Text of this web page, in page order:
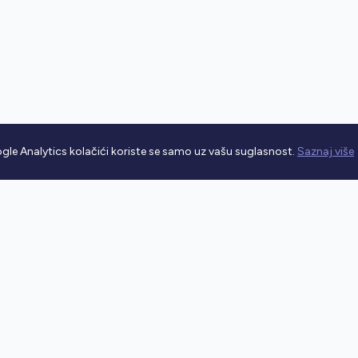
Analytics kolačići koriste se samo uz vašu suglasnost. Saznaj više